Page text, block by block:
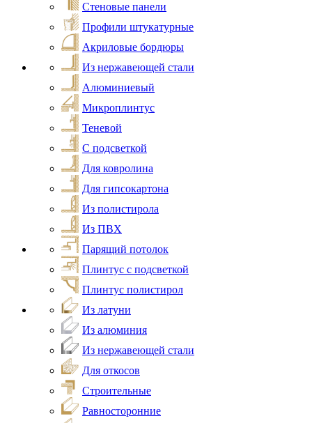
Стеновые панели
Профили штукатурные
Акриловые бордюры
Из нержавеющей стали
Алюминиевый
Микроплинтус
Теневой
С подсветкой
Для ковролина
Для гипсокартона
Из полистирола
Из ПВХ
Парящий потолок
Плинтус с подсветкой
Плинтус полистирол
Из латуни
Из алюминия
Из нержавеющей стали
Для откосов
Строительные
Равносторонние